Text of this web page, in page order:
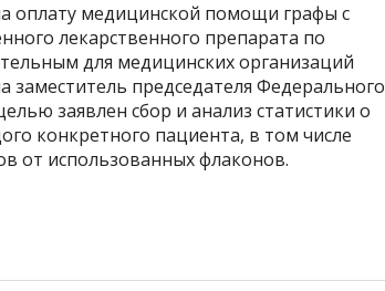
оплату медицинской помощи графы с
лекарственного препарата по
для медицинских организаций
заместитель председателя Федерального
заявлен сбор и анализ статистики о
конкретного пациента, в том числе
от использованных флаконов.